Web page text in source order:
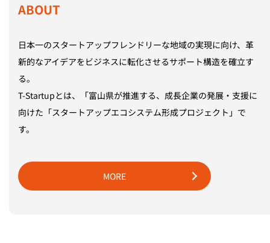
ABOUT
日本一のスタートアップフレンドリーな地域の実現に向け、革
新的なアイデアをビジネスに転化させるサポート構造を確立す
る。
T-Startupとは、「富山県が推進する、成長企業の発展・支援に
向けた「スタートアップエコシステム形成プロジェクト」で
す。
MORE